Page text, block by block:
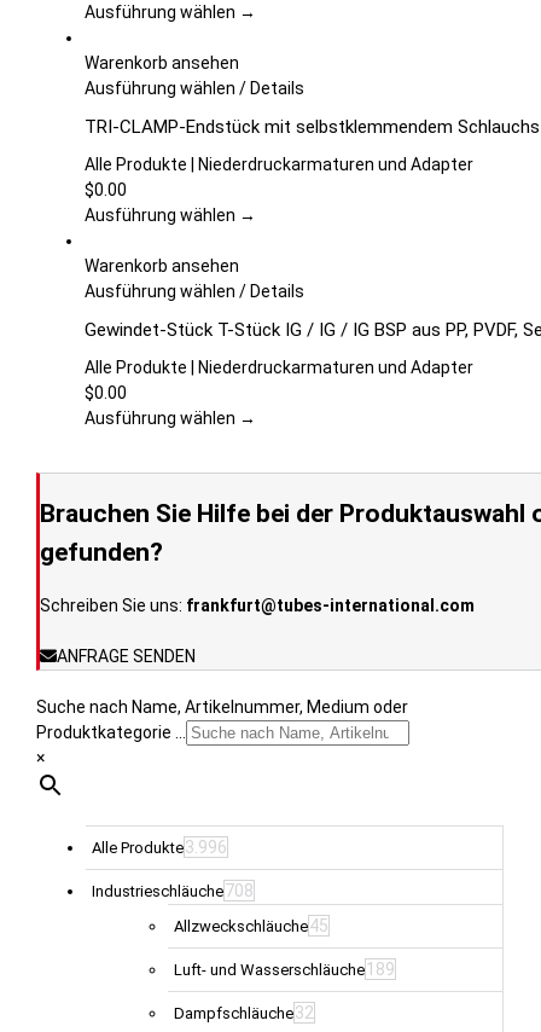
auf.
Optionen
können
der
Produktseite
werden
Ausführung wählen →
Warenkorb ansehen
Ausführung wählen Dieses
weist
mehrere
auf.
Optionen
können
der
Produktseite
werden
/Details
TRI-CLAMP-Endstück mit selbstklemmendem
Alle Produkte | Niederdruckarmaturen und Adapter
$0.00
Ausführung wählen →
Warenkorb ansehen
Ausführung wählen Dieses
weist
mehrere
auf.
auf
gewählt
werden
/Details
Gewindet-Stück T-Stück IG / IG / IG BSP aus PP, PVDF,
Alle Produkte | Niederdruckarmaturen und Adapter
$0.00
Ausführung wählen →
Brauchen Sie Hilfe bei der
gefunden?
Schreiben Sie uns: frankfurt@tubes-international.com
ANFRAGE SENDEN
Suche nach Name, Artikelnummer, Medium oder
Produktkategorie ...
×
Alle Produkte3.996
Industrieschläuche708
Allzweckschläuche45
Luft- und Wasserschläuche 189
Dampfschläuche32